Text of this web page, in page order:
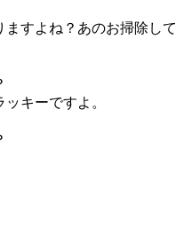
ますよね？あのお掃除して
キーですよ。